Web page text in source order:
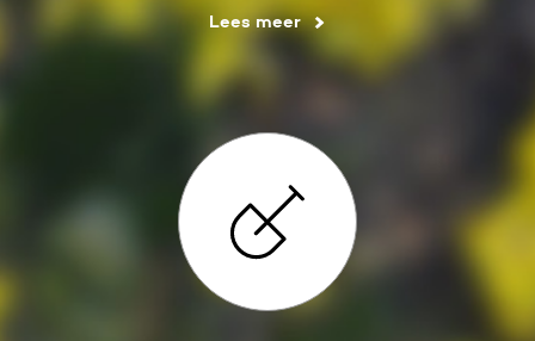
Lees meer